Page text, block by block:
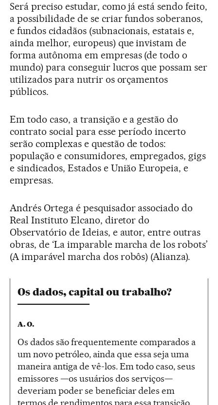
Será preciso estudar, como já está sendo feito,
a possibilidade de se criar fundos soberanos,
e fundos cidadãos (subnacionais, estatais e,
ainda melhor, europeus) que invistam de
forma autônoma em empresas (de todo o
mundo) para conseguir lucros que possam ser
utilizados para nutrir os orçamentos
públicos.
Em todo caso, a transição e a gestão do
contrato social para esse período incerto
serão complexas e questão de todos:
população e consumidores, empregados, gigs
e sindicados, Estados e União Europeia, e
empresas.
Andrés Ortega é pesquisador associado do
Real Instituto Elcano, diretor do
Observatório de Ideias, e autor, entre outras
obras, de ‘La imparable marcha de los robots’
(A imparável marcha dos robôs) (Alianza).
Os dados, capital ou trabalho?
A. O.
Os dados são frequentemente comparados a
um novo petróleo, ainda que essa seja uma
maneira antiga de vê-los. Em todo caso, seus
emissores —os usuários dos serviços—
deveriam poder se beneficiar deles em